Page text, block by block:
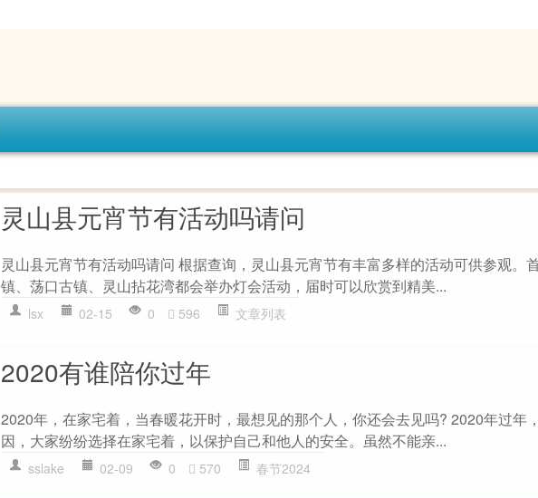
灵山县元宵节有活动吗请问
灵山县元宵节有活动吗请问 根据查询，灵山县元宵节有丰富多样的活动可供参观。
镇、荡口古镇、灵山拈花湾都会举办灯会活动，届时可以欣赏到精美...
lsx 02-15 0 596 文章列表
2020有谁陪你过年
2020年，在家宅着，当春暖花开时，最想见的那个人，你还会去见吗? 2020年过年
因，大家纷纷选择在家宅着，以保护自己和他人的安全。虽然不能亲...
sslake 02-09 0 570 春节2024